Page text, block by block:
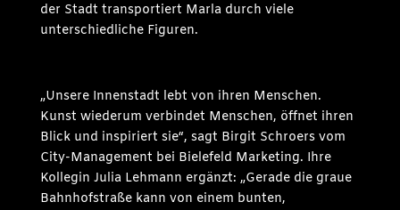
der Stadt transportiert Marla durch viele
unterschiedliche Figuren.
„Unsere Innenstadt lebt von ihren Menschen.
Kunst wiederum verbindet Menschen, öffnet ihren
Blick und inspiriert sie“, sagt Birgit Schroers vom
City-Management bei Bielefeld Marketing. Ihre
Kollegin Julia Lehmann ergänzt: „Gerade die graue
Bahnhofstraße kann von einem bunten,